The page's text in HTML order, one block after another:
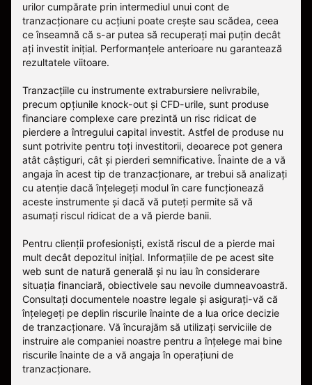
urilor cumpărate prin intermediul unui cont de
tranzacționare cu acțiuni poate crește sau scădea, ceea
ce înseamnă că s-ar putea să recuperați mai puțin decât
ați investit inițial. Performanțele anterioare nu garantează
rezultatele viitoare.
Tranzacțiile cu instrumente extrabursiere nelivrabile,
precum opțiunile knock-out și CFD-urile, sunt produse
financiare complexe care prezintă un risc ridicat de
pierdere a întregului capital investit. Astfel de produse nu
sunt potrivite pentru toți investitorii, deoarece pot genera
atât câștiguri, cât și pierderi semnificative. Înainte de a vă
angaja în acest tip de tranzacționare, ar trebui să analizați
cu atenție dacă înțelegeți modul în care funcționează
aceste instrumente și dacă vă puteți permite să vă
asumați riscul ridicat de a vă pierde banii.
Pentru clienții profesioniști, există riscul de a pierde mai
mult decât depozitul inițial. Informațiile de pe acest site
web sunt de natură generală și nu iau în considerare
situația financiară, obiectivele sau nevoile dumneavoastră.
Consultați documentele noastre legale și asigurați-vă că
înțelegeți pe deplin riscurile înainte de a lua orice decizie
de tranzacționare. Vă încurajăm să utilizați serviciile de
instruire ale companiei noastre pentru a înțelege mai bine
riscurile înainte de a vă angaja în operațiuni de
tranzacționare.